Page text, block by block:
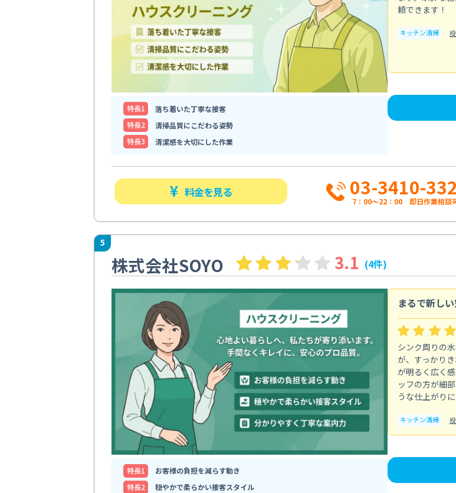
特⻑1
落ち着いた丁寧な接客
特⻑2
清掃品質にこだわる姿勢
特⻑3
清潔感を大切にした作業
頼できます！
キッチン清掃
料金を見る 03-3410-
7：00～22：00 即日作業相談
5
株式会社SOYO 3.1 (4件)
特⻑1
お客様の負担を減らす動き
特⻑2
穏やかで柔らかい接客スタイル
まるで新し
シンク周りの
が、すっかり
が明るく広く
ッフの方が細
うな仕上がり
キッチン清掃